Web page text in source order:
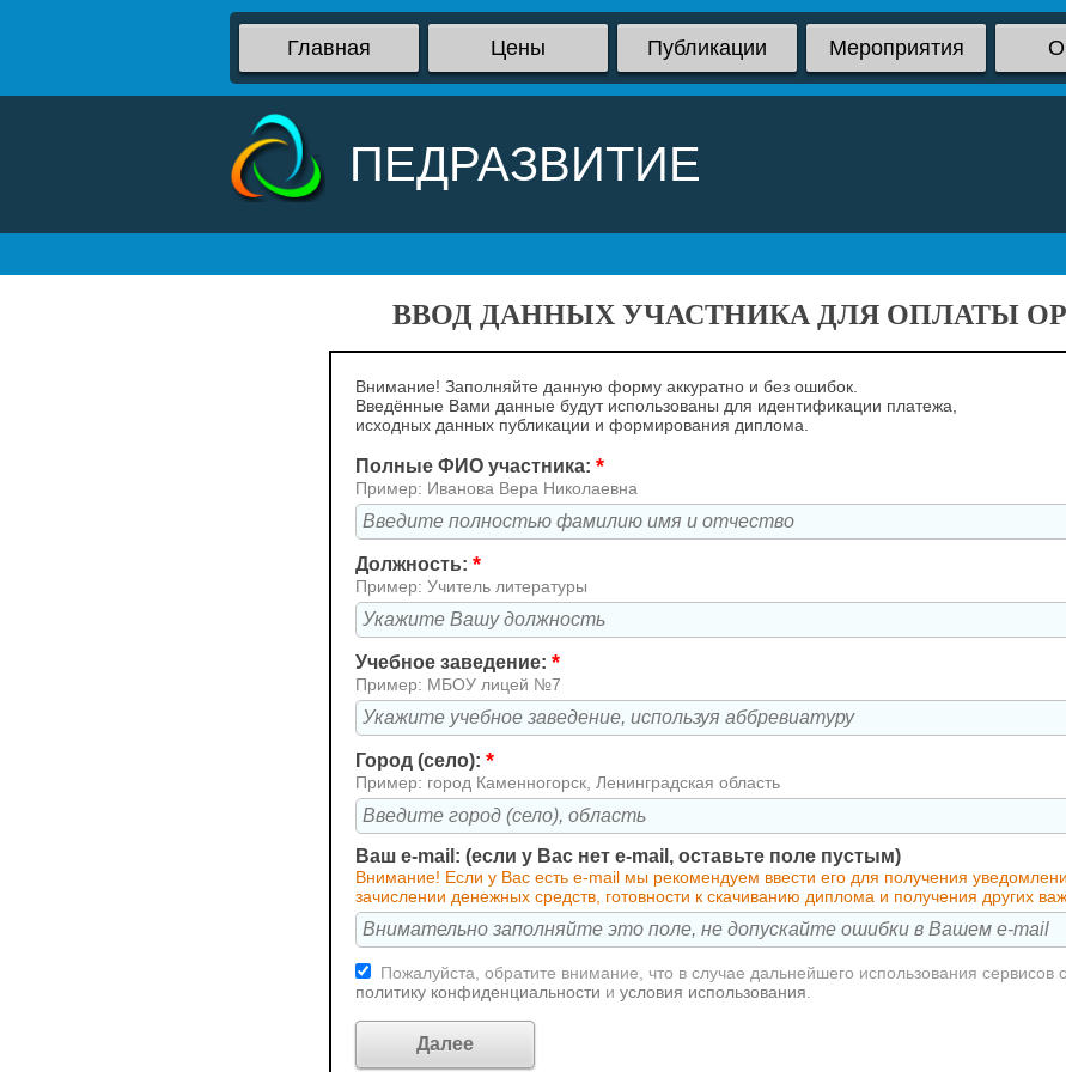
Главная Цены Публикации Мероприятия
ПЕДРАЗВИТИЕ
ВВОД ДАННЫХ УЧАСТНИКА ДЛЯ ОПЛАТЫ
Внимание! Заполняйте данную форму аккуратно и без ошибок.
Введённые Вами данные будут использованы для идентификации платежа,
исходных данных публикации и формирования диплома.
Полные ФИО участника: *
Пример: Иванова Вера Николаевна
Должность: *
Пример: Учитель литературы
Учебное заведение: *
Пример: МБОУ лицей №7
Город (село): *
Пример: город Каменногорск, Ленинградская область
Ваш e-mail: (если у Вас нет e-mail, оставьте поле пустым)
Внимание! Если у Вас есть e-mail мы рекомендуем ввести его для получения
зачислении денежных средств, готовности к скачиванию диплома и получения других
Пожалуйста, обратите внимание, что в случае дальнейшего использования сервисов
политику конфиденциальности и условия использования